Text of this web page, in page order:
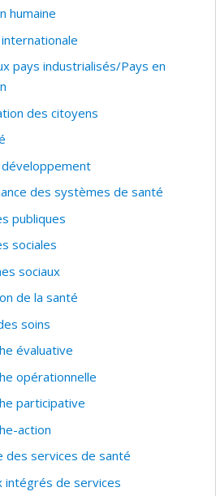
humaine
pays industrialisés/Pays en
des citoyens
développement
des systèmes de santé
publiques
sociales
sociaux
de la santé
soins
évaluative
opérationnelle
participative
action
des services de santé
intégrés de services